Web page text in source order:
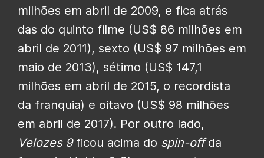
milhões em abril de 2009, e fica atrás
das do quinto filme (US$ 86 milhões em
abril de 2011), sexto (US$ 97 milhões em
maio de 2013), sétimo (US$ 147,1
milhões em abril de 2015, o recordista
da franquia) e oitavo (US$ 98 milhões
em abril de 2017). Por outro lado,
Velozes 9ficou acima do spin-offda